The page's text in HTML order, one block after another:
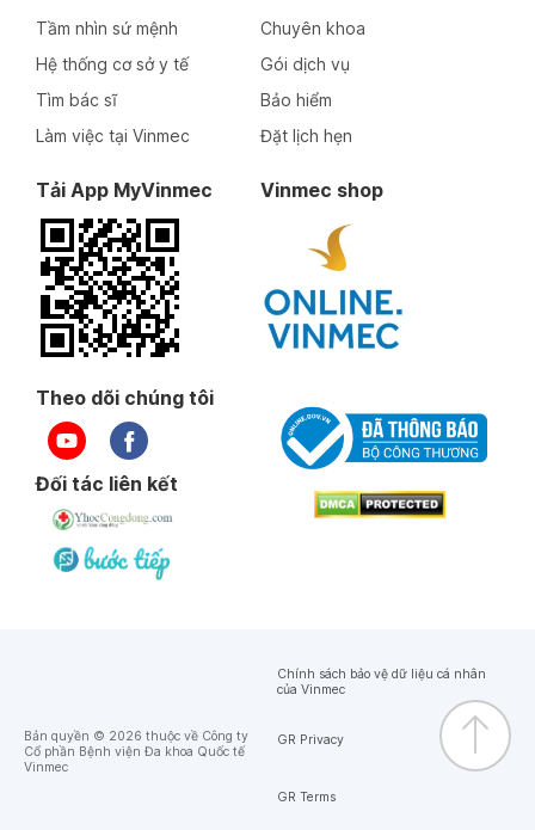
Tầm nhìn sứ mệnh
Hệ thống cơ sở y tế
Tìm bác sĩ
Làm việc tại Vinmec
Chuyên khoa
Gói dịch vụ
Bảo hiểm
Đặt lịch hẹn
Tải App MyVinmec Vinmec shop
Theo dõi chúng tôi
Đối tác liên kết
Bản quyền © 2026 thuộc về Công ty
Cổ phần Bệnh viện Đa khoa Quốc tế
Vinmec
Chính sách bảo vệ dữ liệu cá nhân
của Vinmec
GR Privacy
GR Terms